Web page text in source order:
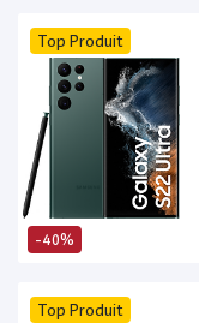
-40%
Top Produit
Top Produit